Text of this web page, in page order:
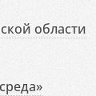
области